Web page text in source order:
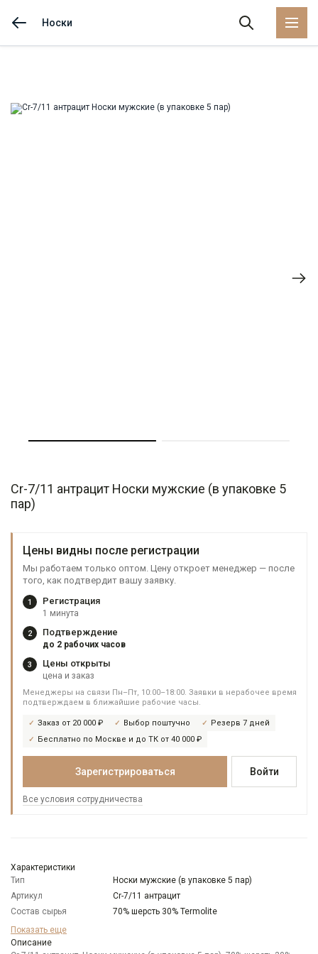
Носки
Cr-7/11 антрацит Носки мужские (в упаковке 5
пар)
Цены видны после регистрации
Мы работаем только оптом. Цену откроет менеджер — после
того, как подтвердит вашу заявку.
1 Регистрация
1 минута
2 Подтверждение
до 2 рабочих часов
3 Цены открыты
цена и заказ
Менеджеры на связи Пн–Пт, 10:00–18:00. Заявки в нерабочее время
подтверждаем в ближайшие рабочие часы.
Заказ от 20 000 ₽ Выбор поштучно
Резерв 7 дней
Бесплатно по Москве и до ТК от 40 000 ₽
Зарегистрироваться Войти
Все условия сотрудничества
Характеристики
Тип
Носки мужские (в упаковке 5 пар)
Артикул
Cr-7/11 антрацит
Состав сырья
70% шерсть 30% Termolite
Бренд
Особенности
Показать еще
Описание